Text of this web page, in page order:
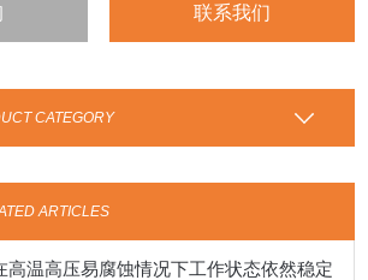
联系我们
CATEGORY
ARTICLES
高温高压易腐蚀情况下工作状态依然稳定